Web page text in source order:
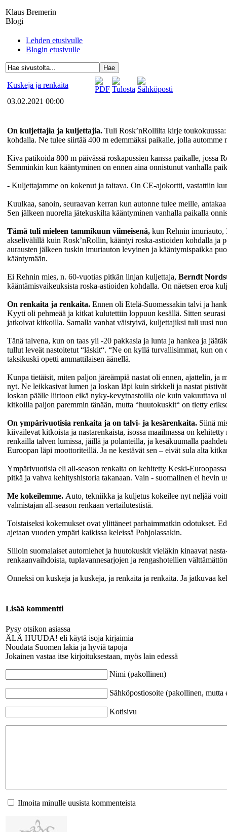
Klaus Bremerin
Blogi
Lehden etusivulle
Blogin etusivulle
Kuskeja ja renkaita
03.02.2021 00:00
On kuljettajia ja kuljettajia. Tuli Rosk’nRollilta kirje
kohdalla. Ne tulee siirtää 400 m edemmäksi paikalle, jolla automme
Kiva patikoida 800 m päivässä roskapussien kanssa paikalle, jossa
Semminkin kun kääntyminen on ennen aina onnistunut vanhalla
- Kuljettajamme on kokenut ja taitava. On CE-ajokortti, vastattiin
Kuulkaa, sanoin, seuraavan kerran kun autonne tulee meille,
Sen jälkeen nuorelta jätekuskilta kääntyminen vanhalla paikalla
Tämä tuli mieleen tammikuun viimeisenä, kun Rehnin imuriauto,
akselivälillä kuin Rosk’nRollin, kääntyi roska-astioiden kohdalla ja
aurausten jälkeen tuskin imuriauton levyinen ja kääntymispaikka
kääntymään.
Ei Rehnin mies, n. 60-vuotias pitkän linjan kuljettaja, Berndt
kääntämisvaikeuksista roska-astioiden kohdalla. On näetsen eroa
On renkaita ja renkaita. Ennen oli Etelä-Suomessakin talvi ja
Kyyti oli pehmeää ja kitkat kulutettiin loppuun kesällä. Sitten
jatkoivat kitkoilla. Samalla vanhat väistyivä, kuljettajiksi tuli uusi
Tänä talvena, kun on taas yli -20 pakkasia ja lunta ja hankea ja
tullut leveät nastoitetut “läskit“. “Ne on kyllä turvallisimmat, kun
taksikuski opetti ammattilaisen äänellä.
Kunpa tietäisit, miten paljon järeämpiä nastat oli ennen, ajattelin, ja
nyt. Ne leikkasivat lumen ja loskan läpi kuin sirkkeli ja nastat
loskan päälle liirtoon eikä nyky-kevytnastoilla ole kuin vakuuttava
kitkoilla paljon paremmin tänään, mutta “huutokuskit“ on tietty
On ympärivuotisia renkaita ja on talvi- ja kesärenkaita. Siinä
kiivailevat kitkoista ja nastarenkaista, isossa maailmassa on
renkailla talven lumissa, jäillä ja polanteilla, ja kesäkuumalla
Euroopan läpi moottoriteillä. Ja ne kestävät sen – eivät sula alta
Ympärivuotisia eli all-season renkaita on kehitetty Keski-
pitkä ja vahva kehityshistoria takanaan. Vain - suomalinen ei hevin
Me kokeilemme. Auto, tekniikka ja kuljetus kokeilee nyt neljää
valmistajan all-season renkaan vertailutestistä.
Toistaiseksi kokemukset ovat ylittäneet parhaimmatkin odotukset.
ajetaan vuoden ympäri kaikissa keleissä Pohjolassakin.
Silloin suomalaiset automiehet ja huutokuskit vieläkin kinaavat
renkaanvaihdoista, tuplavannesarjojen ja rengashotellien
Onneksi on kuskeja ja kuskeja, ja renkaita ja renkaita. Ja jatkuvaa
Lisää kommentti
Pysy otsikon asiassa
ÄLÄ HUUDA! eli käytä isoja kirjaimia
Noudata Suomen lakia ja hyviä tapoja
Jokainen vastaa itse kirjoituksestaan, myös lain edessä
Nimi (pakollinen)
Sähköpostiosoite (pakollinen, mutta
Kotisivu
Ilmoita minulle uusista kommenteista